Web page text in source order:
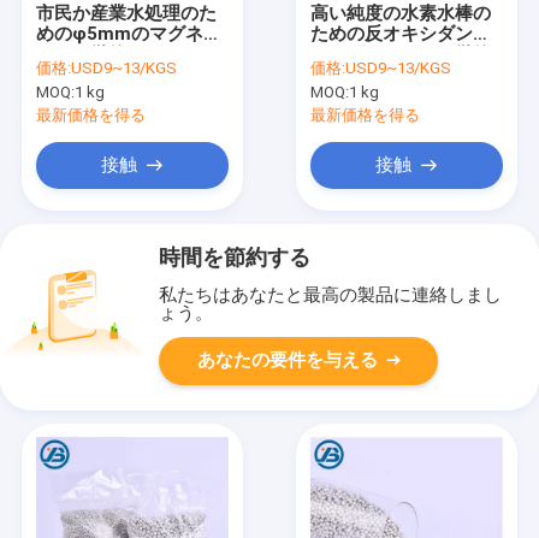
市民か産業水処理のた
めのφ5mmのマグネシ
価格:USD9~13/KGS
MOQ:1 kg
最新価格を得る
接触
高い純度の水素水棒の
ための反オキシダント
価格:USD9~13/KGS
MOQ:1 kg
最新価格を得る
接触
時間を節約する
私たちはあなたと最高の製品に連絡しまし
ょう。
あなたの要件を与える